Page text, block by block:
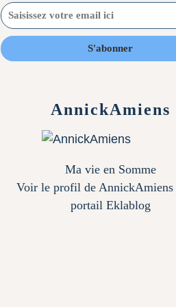
AnnickAmiens
Ma vie en Somme
Voir le profil de AnnickAmiens
portail Eklablog